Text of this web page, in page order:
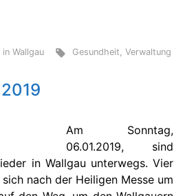
in Wallgau Gesundheit,Verwaltung
Am Sonntag,
06.01.2019, sind
in Wallgau unterwegs. Vier
nach der Heiligen Messe um